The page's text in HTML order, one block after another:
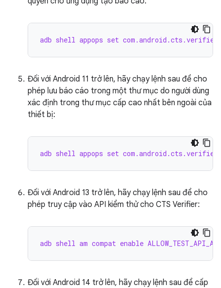
adb shell appops set
Đối với Android 11 trở lên, hãy chạy lệnh sau để cho
phép lưu báo cáo trong một thư mục do người dùng
xác định trong thư mục cấp cao nhất bên ngoài của
thiết bị:
adb shell appops set com.android.cts.verifier
Đối với Android 13 trở lên, hãy chạy lệnh sau để cho
phép truy cập vào API kiểm thử cho CTS Verifier:
adb shell am compat enable
Đối với Android 14 trở lên, hãy chạy lệnh sau để cấp